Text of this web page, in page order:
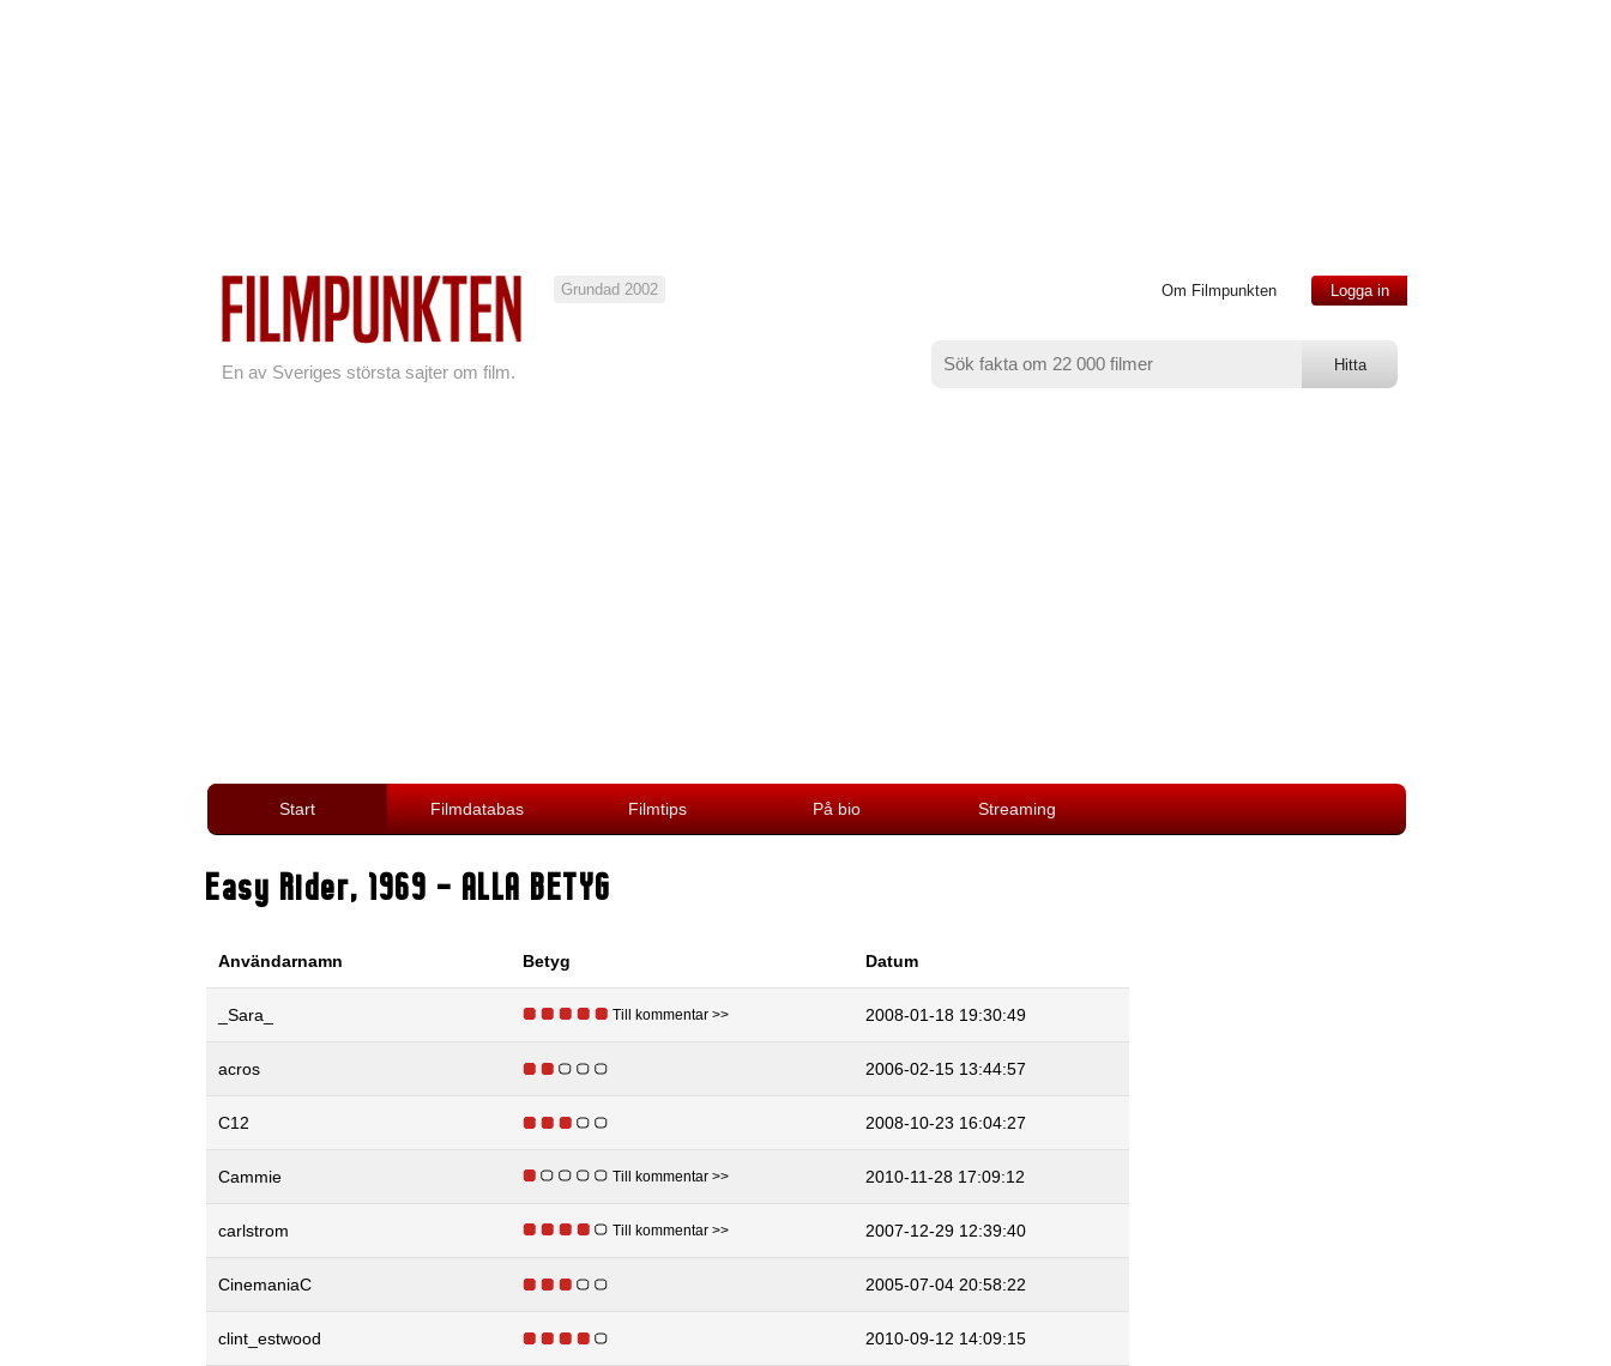
En av Sveriges största sajter om film.
Grundad 2002 Om Filmpunkten Logga in
Start Filmdatabas Filmtips På bio Streaming
Easy Rider, 1969 - ALLA BETYG
Användarnamn Betyg Datum
_Sara_ Till kommentar >> 2008-01-18 19:30:49
acros 2006-02-15 13:44:57
C12 2008-10-23 16:04:27
Cammie Till kommentar >> 2010-11-28 17:09:12
carlstrom Till kommentar >> 2007-12-29 12:39:40
CinemaniaC 2005-07-04 20:58:22
clint_estwood 2010-09-12 14:09:15